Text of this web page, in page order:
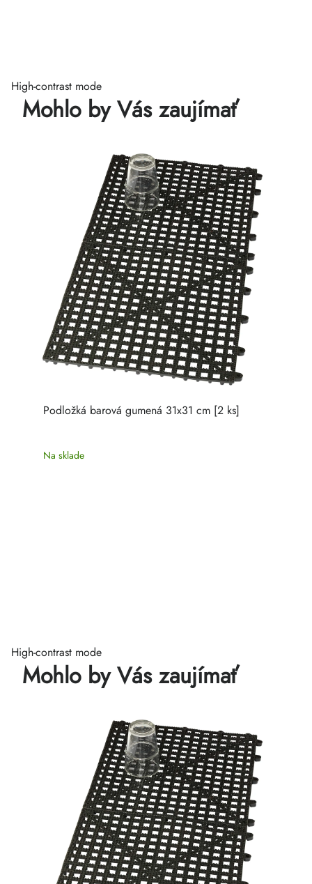
High-contrast mode
Mohlo by Vás zaujímať
Podložká barová gumená 31x31 cm [2 ks]
Na sklade
High-contrast mode
Mohlo by Vás zaujímať